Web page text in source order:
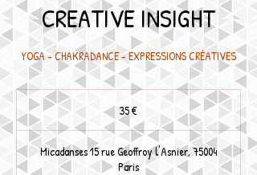
CREATIVE INSIGHT
YOGA - CHAKRADANCE - EXPRESSIONS CRÉATIVES
35
euros
35 €
Micadanses 15 rue Geoffroy l'Asnier, 75004
Paris